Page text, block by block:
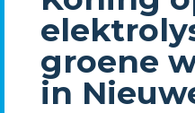
groene
in